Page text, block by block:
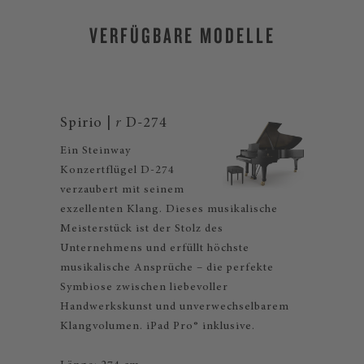
VERFÜGBARE MODELLE
Spirio | r D-274
Ein Steinway
Konzertflügel D-274
verzaubert mit seinem
exzellenten Klang. Dieses musikalische
Meisterstück ist der Stolz des
Unternehmens und erfüllt höchste
musikalische Ansprüche – die perfekte
Symbiose zwischen liebevoller
Handwerkskunst und unverwechselbarem
Klangvolumen. iPad Pro® inklusive.